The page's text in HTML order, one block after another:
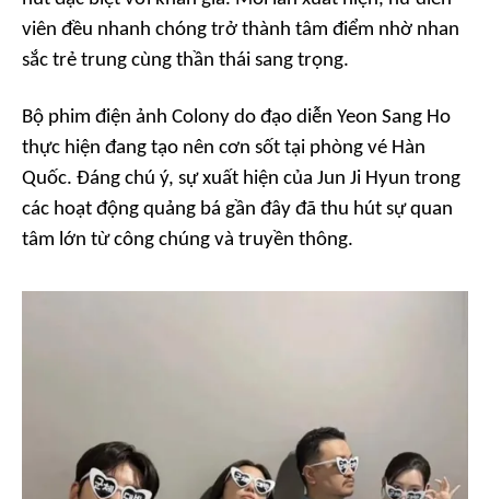
viên đều nhanh chóng trở thành tâm điểm nhờ nhan
sắc trẻ trung cùng thần thái sang trọng.
Bộ phim điện ảnh Colony do đạo diễn Yeon Sang Ho
thực hiện đang tạo nên cơn sốt tại phòng vé Hàn
Quốc. Đáng chú ý, sự xuất hiện của Jun Ji Hyun trong
các hoạt động quảng bá gần đây đã thu hút sự quan
tâm lớn từ công chúng và truyền thông.